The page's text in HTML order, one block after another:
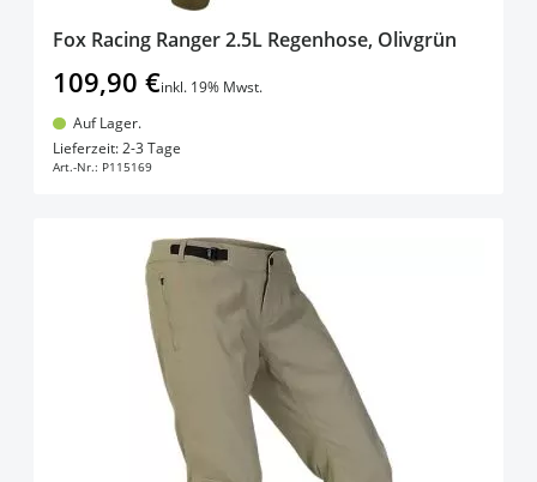
Fox Racing Ranger 2.5L Regenhose, Olivgrün
109,90 €inkl. 19% Mwst.
Auf Lager.
Lieferzeit: 2-3 Tage
Art.-Nr.: P115169